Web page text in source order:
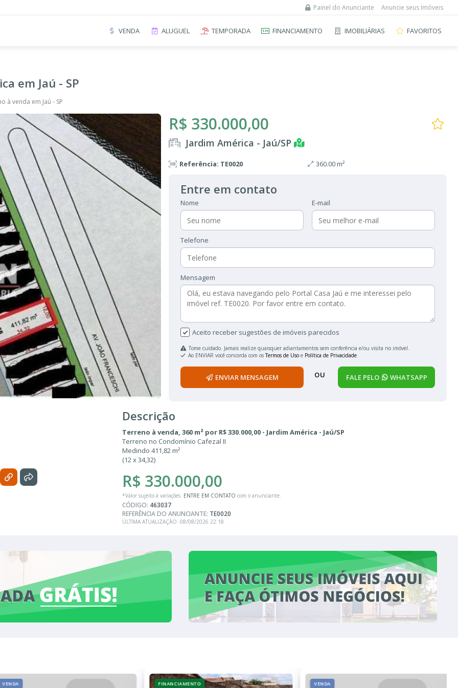
Painel do Anunciante Anuncie seus Imóveis
VENDA ALUGUEL TEMPORADA FINANCIAMENTO IMOBILIÁRIAS FAVORITOS
em Jaú - SP
à venda em Jaú - SP
R$ 330.000,00
Jardim América - Jaú/SP
Referência: TE0020 360.00 m²
Entre em contato
Nome E-mail
Telefone
Mensagem
Aceito receber sugestões de imóveis parecidos
Tome cuidado. Jamais realize quaisquer adiantamentos sem conferência e/ou visita no imóvel.
Ao ENVIAR você concorda com osTermos de Uso e Política de Privacidade
ENVIAR MENSAGEM OU FALE PELO WHATSAPP
Descrição
Terreno à venda, 360 m² por R$ 330.000,00 - Jardim América - Jaú/SP
Terreno no Condomínio Cafezal II
Medindo 411,82 m²
(12 x 34,32)
R$ 330.000,00
*Valor sujeito à variações. ENTRE EM CONTATO com o anunciante.
CÓDIGO: 463037
REFERÊNCIA DO ANUNCIANTE: TE0020
ÚLTIMA ATUALIZAÇÃO: 08/08/2026 22:18
VENDA FINANCIAMENTO VENDA